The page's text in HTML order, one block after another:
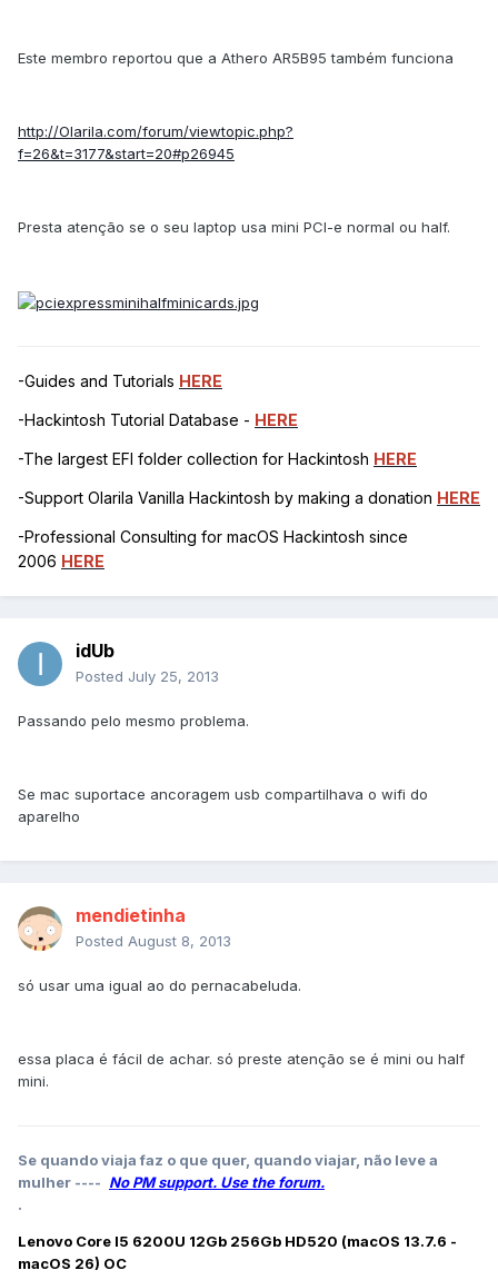
Este membro reportou que a Athero AR5B95 também funciona
http://Olarila.com/forum/viewtopic.php?
f=26&t=3177&start=20#p26945
Presta atenção se o seu laptop usa mini PCI-e normal ou half.
-Guides and Tutorials HERE
-Hackintosh Tutorial Database - HERE
-The largest EFI folder collection for Hackintosh HERE
-Support Olarila Vanilla Hackintosh by making a donation HERE
-Professional Consulting for macOS Hackintosh since
2006 HERE
idUb
Posted July 25, 2013
Passando pelo mesmo problema.
Se mac suportace ancoragem usb compartilhava o wifi do
aparelho
mendietinha
Posted August 8, 2013
só usar uma igual ao do pernacabeluda.
essa placa é fácil de achar. só preste atenção se é mini ou half
mini.
Se quando viaja faz o que quer, quando viajar, não leve a
mulher ---- No PM support. Use the forum.
.
Lenovo Core I5 6200U 12Gb 256Gb HD520 (macOS 13.7.6 -
macOS 26) OC